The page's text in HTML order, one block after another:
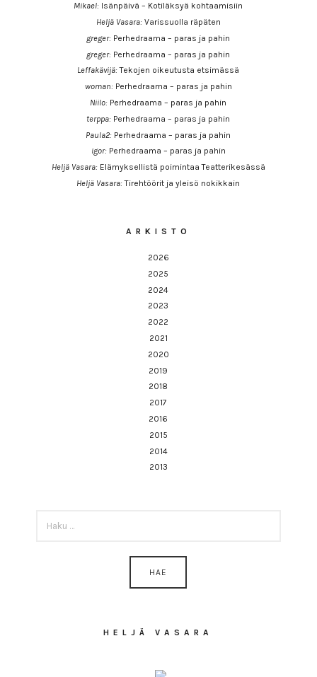
Mikael: Isänpäivä – Kotiläksyä kohtaamisiin
Heljä Vasara: Varissuolla räpäten
greger: Perhedraama – paras ja pahin
greger: Perhedraama – paras ja pahin
Leffakävijä:Tekojen oikeutusta etsimässä
woman: Perhedraama – paras ja pahin
Niilo: Perhedraama – paras ja pahin
terppa: Perhedraama – paras ja pahin
Paula2: Perhedraama – paras ja pahin
igor: Perhedraama – paras ja pahin
Heljä Vasara: Elämyksellistä poimintaa Teatterikesässä
Heljä Vasara:Tirehtöörit ja yleisö nokikkain
ARKISTO
2026
2025
2024
2023
2022
2021
2020
2019
2018
2017
2016
2015
2014
2013
HELJÄ VASARA